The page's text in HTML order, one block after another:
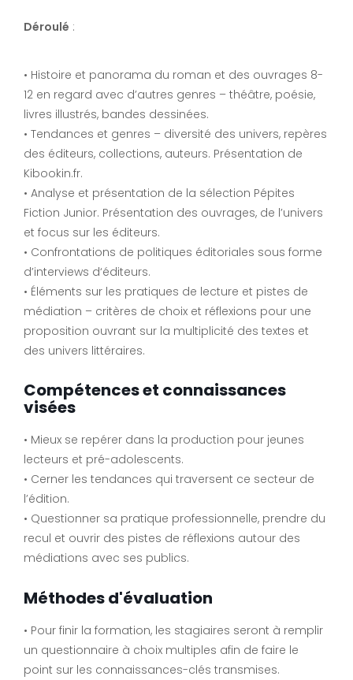
Déroulé :
• Histoire et panorama du roman et des ouvrages 8-
12 en regard avec d’autres genres – théâtre, poésie,
livres illustrés, bandes dessinées.
• Tendances et genres – diversité des univers, repères
des éditeurs, collections, auteurs. Présentation de
Kibookin.fr.
• Analyse et présentation de la sélection Pépites
Fiction Junior. Présentation des ouvrages, de l’univers
et focus sur les éditeurs.
• Confrontations de politiques éditoriales sous forme
d’interviews d‘éditeurs.
• Éléments sur les pratiques de lecture et pistes de
médiation – critères de choix et réflexions pour une
proposition ouvrant sur la multiplicité des textes et
des univers littéraires.
Compétences et connaissances
visées
• Mieux se repérer dans la production pour jeunes
lecteurs et pré-adolescents.
• Cerner les tendances qui traversent ce secteur de
l’édition.
• Questionner sa pratique professionnelle, prendre du
recul et ouvrir des pistes de réflexions autour des
médiations avec ses publics.
Méthodes d'évaluation
• Pour finir la formation, les stagiaires seront à remplir
un questionnaire à choix multiples afin de faire le
point sur les connaissances-clés transmises.